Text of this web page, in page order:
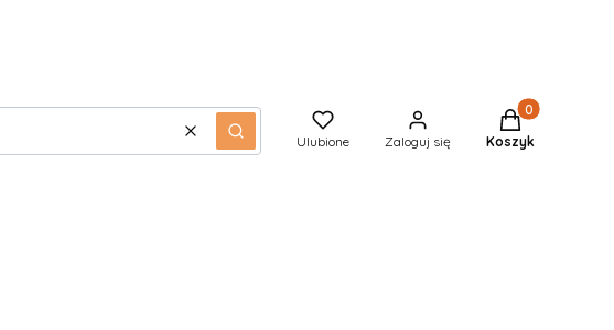
WyczyśćSzukaj Ulubione Zaloguj się
Produkty w
Koszyk